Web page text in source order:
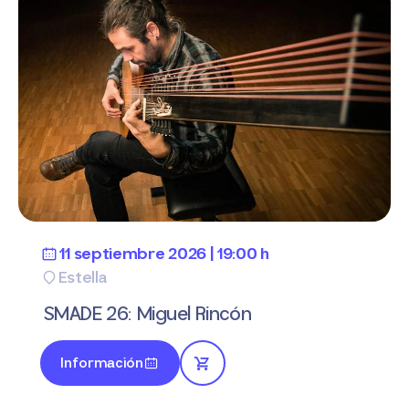
11 septiembre 2026 | 19:00 h
Estella
SMADE 26: Miguel Rincón
Información